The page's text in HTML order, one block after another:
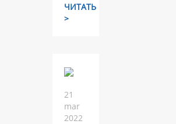
ЧИТАТЬ
>
21
mar
2022